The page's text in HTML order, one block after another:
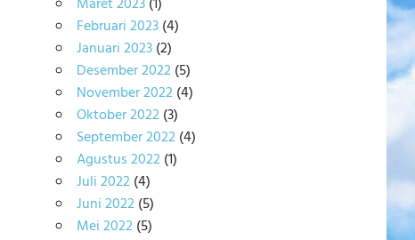
Februari 2023(4)
Januari 2023(2)
Desember 2022(5)
November 2022(4)
Oktober 2022(3)
September 2022(4)
Agustus 2022(1)
Juli 2022(4)
Juni 2022(5)
Mei 2022(5)